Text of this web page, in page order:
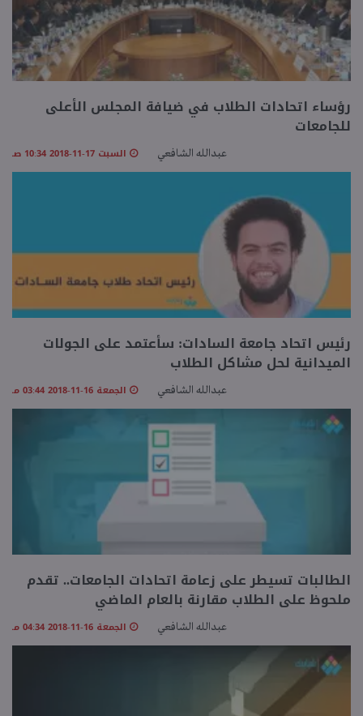
رؤساء اتحادات الطلاب في ضيافة المجلس الأعلى
للجامعات
عبدالله الشافعي السبت 17-11-2018 10:34 صـ
رئيس اتحاد جامعة السادات: سأعتمد على الجولات
الميدانية لحل مشاكل الطلاب
عبدالله الشافعي الجمعة 16-11-2018 03:44 مـ
الطالبات تسيطر على زعامة اتحادات الجامعات.. تقدم
ملحوظ على الطلاب مقارنة بالعام الماضي
عبدالله الشافعي الجمعة 16-11-2018 04:34 مـ